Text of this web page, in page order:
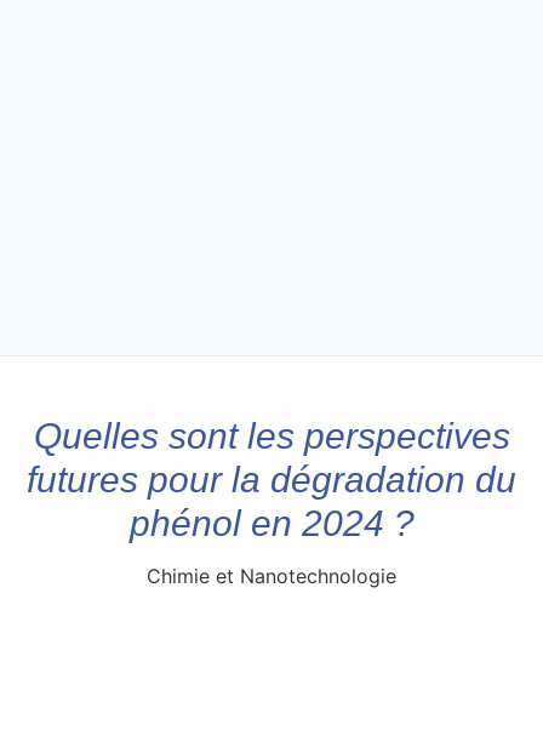
Quelles sont les perspectives
futures pour la dégradation du
phénol en 2024 ?
Chimie et Nanotechnologie